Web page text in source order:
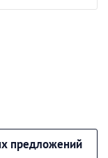
предложений